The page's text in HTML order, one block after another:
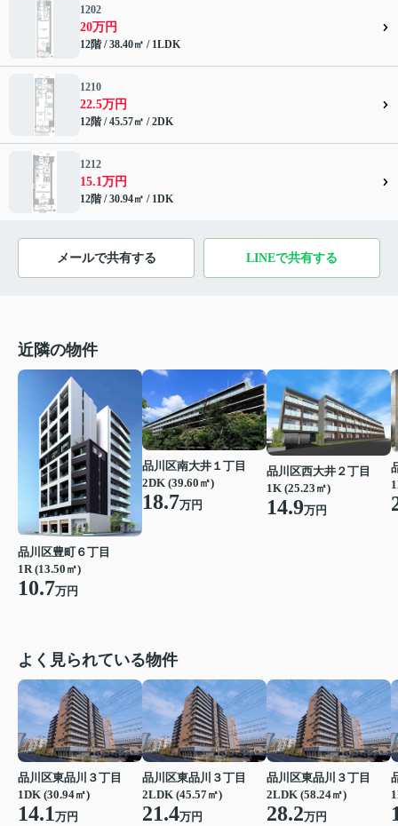
1202
20万円
12階 / 38.40㎡ / 1LDK
1210
22.5万円
12階 / 45.57㎡ / 2DK
1212
15.1万円
12階 / 30.94㎡ / 1DK
メールで共有する LINEで共有する
近隣の物件
品川区豊町６丁目
1R (13.50㎡)
10.7万円
品川区南大井１丁目
2DK (39.60㎡)
18.7万円
品川区西大井２丁目
1K (25.23㎡)
14.9万円
よく見られている物件
品川区東品川３丁目
1DK (30.94㎡)
14.1万円
品川区東品川３丁目
2LDK (45.57㎡)
21.4万円
品川区東品川３丁目
2LDK (58.24㎡)
28.2万円